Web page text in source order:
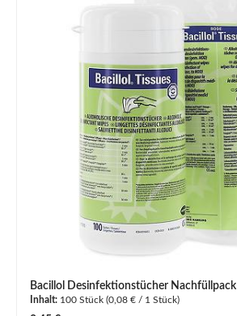
Bacillol Desinfektionstücher Nachfüllpack
Inhalt: 100 Stück (0,08 € / 1 Stück)